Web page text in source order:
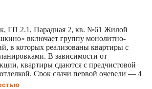
ГП 2.1, Парадная 2, кв. №61 Жилой
включает группу монолитно-
в которых реализованы квартиры с
В зависимости от
квартиры сдаются с предчистовой
Срок сдачи первой очереди — 4
(ГП-1.1 и ГП-2.1). Территория жилого